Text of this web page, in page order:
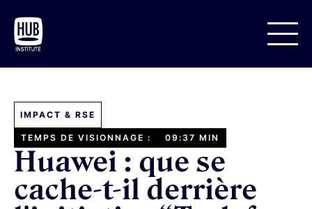
IMPACT & RSE
TEMPS DE VISIONNAGE : 09:37 MIN
Huawei : que se
cache-t-il derrière